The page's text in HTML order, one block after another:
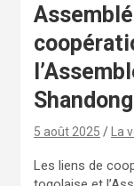
5 août 2025 La
Les liens de